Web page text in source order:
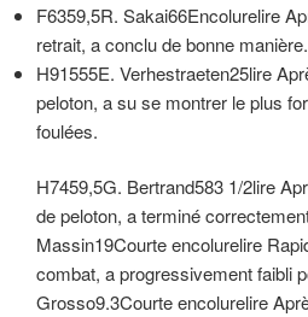
F6359,5R. Sakai66Encolurelire
retrait, a conclu de bonne manière.
H91555E. Verhestraeten25lire
peloton, a su se montrer le plus
foulées.
H7459,5G. Bertrand583 1/2lire
de peloton, a terminé
Massin19Courte encolurelire
combat, a progressivement faibli
Grosso9.3Courte encolurelire